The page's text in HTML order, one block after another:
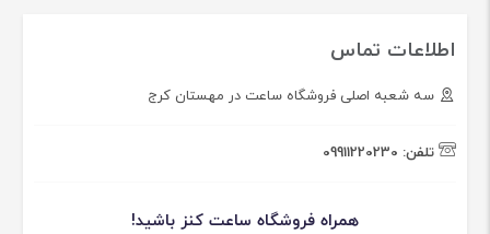
اطلاعات تماس
سه شعبه اصلی فروشگاه ساعت در مهستان کرج
تلفن: 09911220230
همراه فروشگاه ساعت کنز باشید!